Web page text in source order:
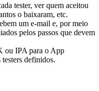
tester, ver quem aceitou
o baixaram, etc.
um e-mail e, por meio
pelos passos que devem
ou IPA para o App
definidos.